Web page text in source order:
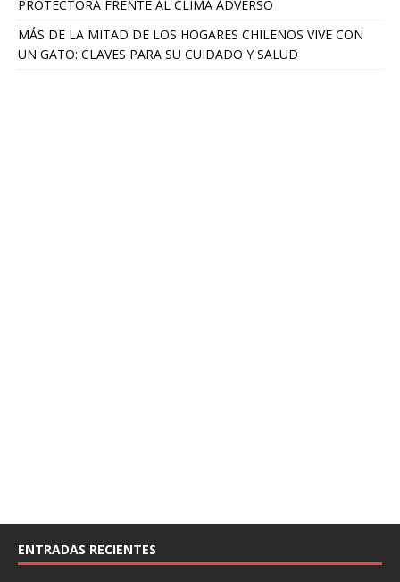
PROTECTORA FRENTE AL CLIMA ADVERSO
MÁS DE LA MITAD DE LOS HOGARES CHILENOS VIVE CON
UN GATO: CLAVES PARA SU CUIDADO Y SALUD
ENTRADAS RECIENTES